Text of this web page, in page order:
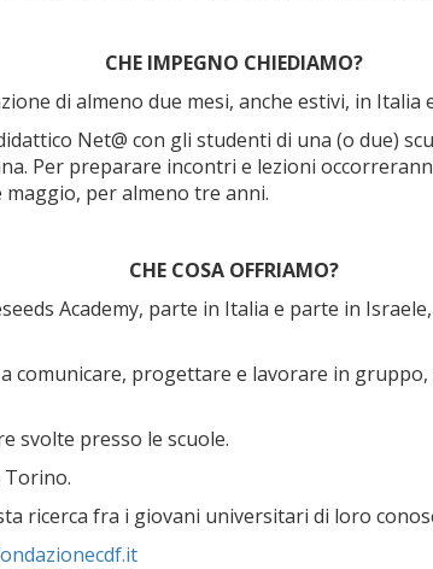
CHE IMPEGNO CHIEDIAMO?
di almeno due mesi, anche estivi, in Italia
Net@ con gli studenti di una (o due)
Per preparare incontri e lezioni
per almeno tre anni.
CHE COSA OFFRIAMO?
Academy, parte in Italia e parte in
comunicare, progettare e lavorare in
svolte presso le scuole.
Torino.
ricerca fra i giovani universitari di loro